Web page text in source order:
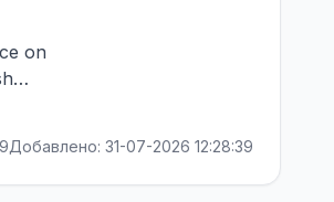
on
9Добавлено: 31-07-2026 12:28:39